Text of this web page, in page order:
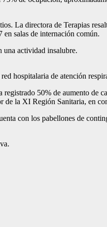
La directora de Terapias
salas de internación común.
una actividad insalubre.
hospitalaria de atención
50% de aumento de
de la XI Región Sanitaria, en
con los pabellones de